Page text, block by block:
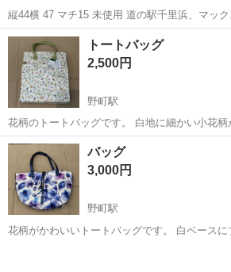
縦44横 47 マチ15 未使用 道の駅千里浜、マックスバリュ羽咋 午後、
遅い時間も可 都合つけば、ラ・ムー津幡店
石川 羽咋市 バッグ
トートバッグ
2,500円
野町駅
花柄のトートバッグです。 白地に細かい小花柄が散りばめられた、や
さしい雰囲気のデザインです。持ち手はグリー
かな印象があります。 通勤・通学・お出かけなど、普段使いにちょう
ど良いバッグです。 未使用品...
石川 金沢市 野町駅
バッグ
3,000円
野町駅
花柄がかわいいトートバッグです。 白ベースにブルー系・パープル系